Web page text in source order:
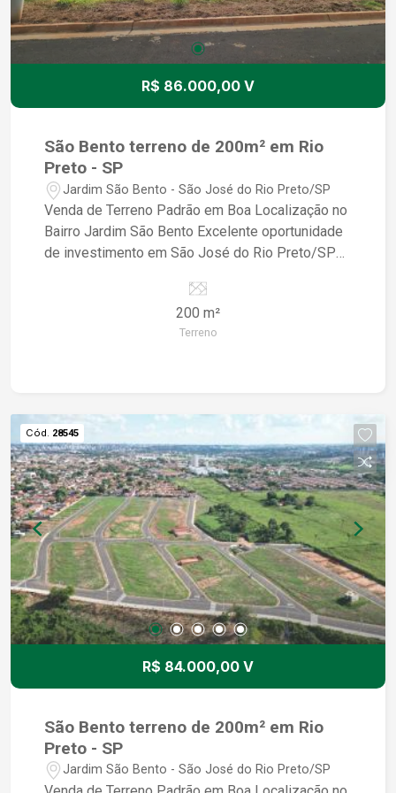
R$ 86.000,00 V
São Bento terreno de 200m² em Rio
Preto - SP
Jardim São Bento - São José do Rio Preto/SP
Venda de Terreno Padrão em Boa Localização no
Bairro Jardim São Bento Excelente oportunidade
de investimento em São José do Rio Preto/SP
no bairro Jardim São Bento Terreno padrão,
pronto para construir a casa dos seus sonhos
Ideal para quem busca tranquilidade e qualidade
da cidade. Não perca essa oportunidade única de
adquirir um terreno em uma das melhores
localizações de São José do Rio Preto. Entre em
contato conosco e agende uma visita para
conhecer esse incrível terreno. Estamos à
disposição para tirar todas as suas dúvidas e
auxiliar no processo de aquisição.
200 m²
Terreno
Cód. 28545
R$ 84.000,00 V
São Bento terreno de 200m² em Rio
Preto - SP
Jardim São Bento - São José do Rio Preto/SP